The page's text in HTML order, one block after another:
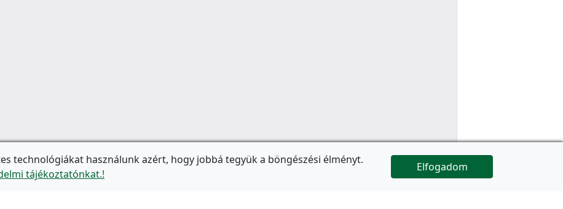
Az oldal folytatódik
technológiákat használunk azért, hogy jobbá tegyük a böngészési élményt.
tájékoztatónkat.!
Elfogadom